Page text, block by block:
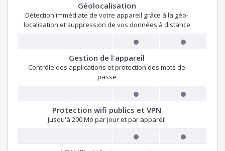
Géolocalisation
Détection immédiate de votre appareil grâce à la géo-
localisation et suppression de vos données à distance
Gestion de l'appareil
Contrôle des applications et protection des mots de
passe
Protection wifi publics et VPN
Jusqu'à 200 Mo par jour et par appareil